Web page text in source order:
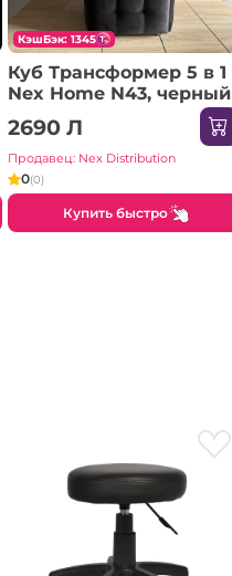
КэшБэк: 1345
Куб Трансформер 5 в 1
Nex Home N43, черный
2690 Л
Продавец: Nex Distribution
0(0)
Купить быстро